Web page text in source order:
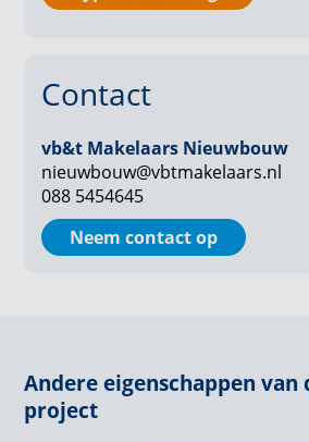
van Aarle-Rixtel zo tot leven als
erfgoed van deze bijzondere plek.
Contact
vb&t Makelaars Nieuwbouw
nieuwbouw@vbtmakelaars.nl
088 5454645
Neem contact op
Andere eigenschappen
project